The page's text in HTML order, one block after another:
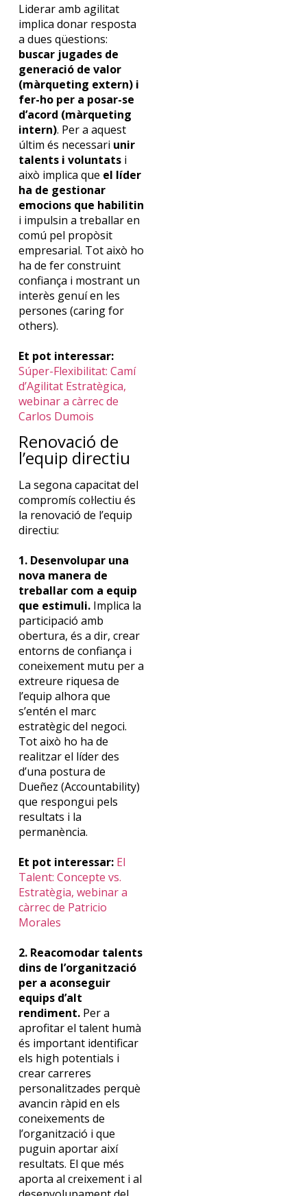
Liderar amb agilitat
implica donar resposta
a dues qüestions:
buscar jugades de
generació de valor
(màrqueting extern) i
fer-ho per a posar-se
d’acord (màrqueting
intern). Per a aquest
últim és necessari unir
talents i voluntatsi
això implica que el líder
ha de gestionar
emocions que habilitin
i impulsin a treballar en
comú pel propòsit
empresarial. Tot això ho
ha de fer construint
confiança i mostrant un
interès genuí en les
persones (caringfor
others).
Et pot interessar:
Súper-Flexibilitat: Camí
d’Agilitat Estratègica,
webinar a càrrec de
Carlos Dumois
Renovació de
l’equip directiu
La segona capacitat del
compromís col·lectiu és
la renovació de l’equip
directiu:
1. Desenvolupar una
nova manera de
treballar com a equip
que estimuli.Implica la
participació amb
obertura, és a dir, crear
entorns de confiança i
coneixement mutu per a
extreure riquesa de
l’equip alhora que
s’entén el marc
estratègic del negoci.
Tot això ho ha de
realitzar el líder des
d’una postura de
Dueñez (Accountability)
que respongui pels
resultats i la
permanència.
Et pot interessar: El
Talent: Concepte vs.
Estratègia, webinar a
càrrec de Patricio
Morales
2. Reacomodartalents
dins de l’organització
per a aconseguir
equips d’alt
rendiment.Per a
aprofitar el talent humà
és important identificar
els high potentials i
crear carreres
personalitzades perquè
avancin ràpid en els
coneixements de
l’organització i que
puguin aportar així
resultats. El que més
aporta al creixement i al